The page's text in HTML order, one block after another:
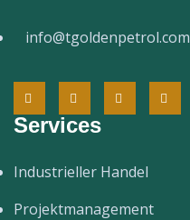
info@tgoldenpetrol.com
Services
Industrieller Handel
Projektmanagement